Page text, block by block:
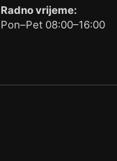
Radno vrijeme:
Pon–Pet 08:00–16:00